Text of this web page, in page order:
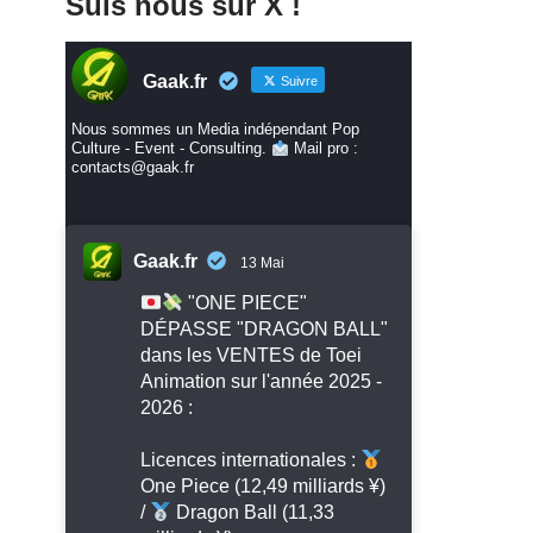
Gaak.fr Suivre
Nous sommes un Media indépendant Pop
Culture - Event - Consulting.
Mail pro :
contacts@gaak.fr
Gaak.fr 13 Mai
"ONE PIECE"
DÉPASSE "DRAGON BALL"
dans les VENTES de Toei
Animation sur l'année 2025 -
2026 :
Licences internationales :
One Piece (12,49 milliards ¥)
/
Dragon Ball (11,33